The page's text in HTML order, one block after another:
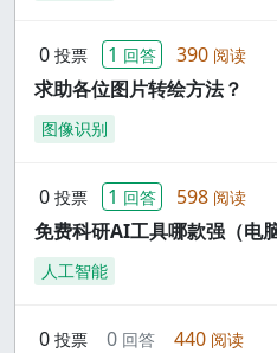
0 投票 1 回答 390 阅读
求助各位图片转绘方法？
图像识别
0 投票 1 回答 598 阅读
免费科研AI工具哪款强（电
人工智能
0 投票 0 回答 440 阅读